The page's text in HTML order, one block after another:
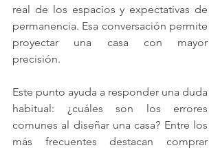
real de los espacios y expectativas de
permanencia. Esa conversación permite
proyectar una casa con mayor
precisión.
Este punto ayuda a responder una duda
habitual: ¿cuáles son los errores
comunes al diseñar una casa? Entre los
más frecuentes destacan comprar